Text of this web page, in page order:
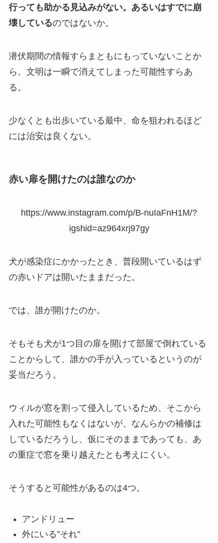
行っても助かる見込みがない。あるいはすでに崩
壊しているのではないか。
潜伏期間の情報すらまともにもっていないことか
ら、文明は一瞬で消えてしまった可能性すらあ
る。
少なくとも出歩いている最中、命を狙われるほど
には治安は良くない。
赤い扉を開けたのは誰なのか
https://www.instagram.com/p/B-nuIaFnH1M/?
igshid=az964xrj97gy
犬が感染症にかかったとき、普段開いているはず
の赤いドアは開いたままだった。
では、誰が開けたのか。
そもそも犬が1つ目の扉を開けて部屋で倒れている
ことからして、誰かの手が入っているというのが
妥当だろう。
ウィルが窓を割って侵入しているため、そこから
入れた可能性もなくはないが、なんらかの補修は
しているだろうし、仮にそのままであっても、あ
の重症で窓を乗り越えたとも考えにくい。
そうすると可能性があるのは4つ。
アンドリュー
外にいる”それ”